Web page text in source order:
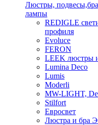
Люстры,
лампы
REDIGLE
профиля
Evoluce
FERON
LEEK люстры
Lumina Deco
Lumis
Moderli
MW-LIGHT,
Stilfort
Евросвет
Люстра и бра